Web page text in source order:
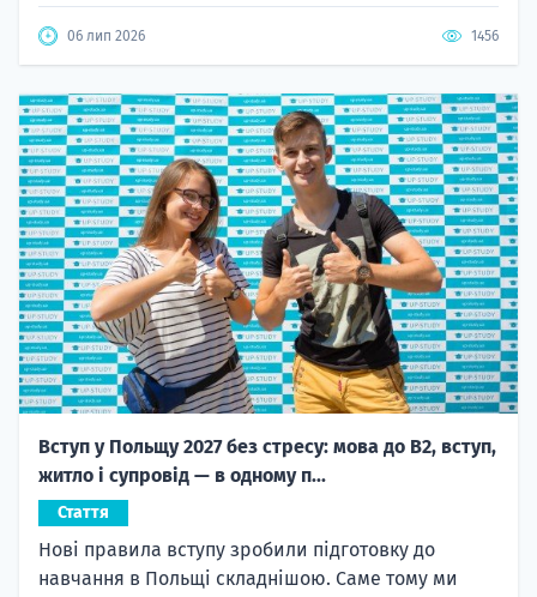
06 лип 2026 1456
Вступ у Польщу 2027 без стресу: мова до B2, вступ,
житло і супровід — в одному п...
Стаття
Нові правила вступу зробили підготовку до
навчання в Польщі складнішою. Саме тому ми